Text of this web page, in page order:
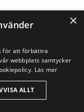
×
för att förbättra
webbplats samtycker
Läs mer
ALLT